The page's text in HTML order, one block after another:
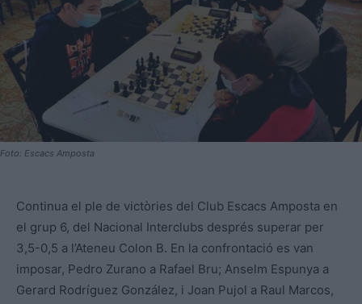
Foto: Escacs Amposta
Continua el ple de victòries del Club Escacs Amposta en
el grup 6, del Nacional Interclubs després superar per
3,5-0,5 a l’Ateneu Colon B. En la confrontació es van
imposar, Pedro Zurano a Rafael Bru; Anselm Espunya a
Gerard Rodríguez González, i Joan Pujol a Raul Marcos,